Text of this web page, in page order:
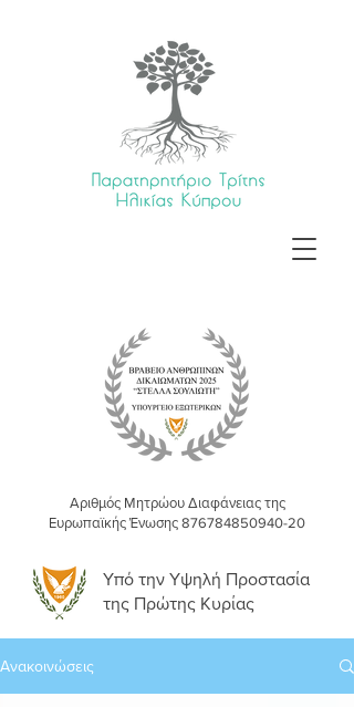
Αριθμός Μητρώου Διαφάνειας της
Ευρωπαϊκής Ένωσης 876784850940-20
Υπό την Υψηλή Προστασία
της Πρώτης Κυρίας
Ανακοινώσεις